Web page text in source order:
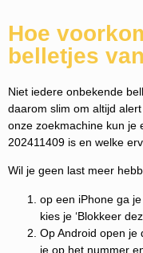
Hoe
belletjes
Niet iedere onbekende
daarom slim om altijd
onze zoekmachine kun je
202411409 is en welke
Wil je geen last meer
op een iPhone ga je
kies je ‘Blokkeer
Op Android open je
je op het nummer